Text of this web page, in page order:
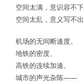
空间太满，意识容不下
空间太乱，意义写不出
机场的无间断速度、
地铁的密度、
高铁的连续加速、
城市的声光杂陈——